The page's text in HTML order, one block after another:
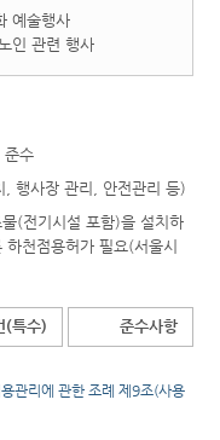
예술행사
인 관련 행사
준수
, 행사장 관리, 안전관리 등)
(전기시설 포함)을 설치하
천점용허가 필요(서울시
(특수) 준수사항
관리에 관한 조례 제9조(사용